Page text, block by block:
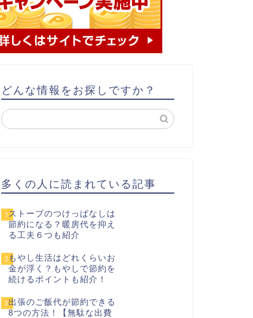
どんな情報をお探しですか？
多くの人に読まれている記事
1 ストーブのつけっぱなしは
節約になる？暖房代を抑え
る工夫６つも紹介
2もやし生活はどれくらいお
金が浮く？もやしで節約を
続けるポイントも紹介！
3出張のご飯代が節約できる
8つの方法！【無駄な出費